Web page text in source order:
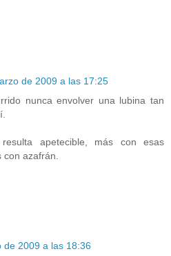
de 2009 a las 17:25
nunca envolver una lubina tan
apetecible, más con esas
azafrán.
de 2009 a las 18:36